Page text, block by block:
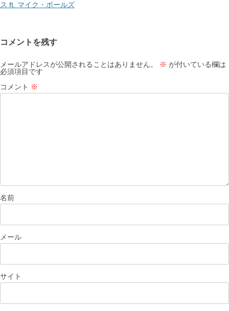
ゲ
ョ
ン
ス ft. マイク・ボールズ
コメントを残す
メールアドレスが公開されることはありません。 ※ が付いている欄は
必須項目です
コメント ※
名前
メール
サイト